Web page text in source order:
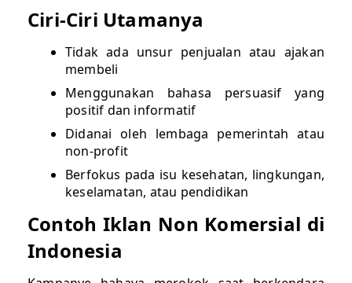
Ciri-Ciri Utamanya
Tidak ada unsur penjualan atau ajakan
membeli
Menggunakan bahasa persuasif yang
positif dan informatif
Didanai oleh lembaga pemerintah atau
non-profit
Berfokus pada isu kesehatan, lingkungan,
keselamatan, atau pendidikan
Contoh Iklan Non Komersial di
Indonesia